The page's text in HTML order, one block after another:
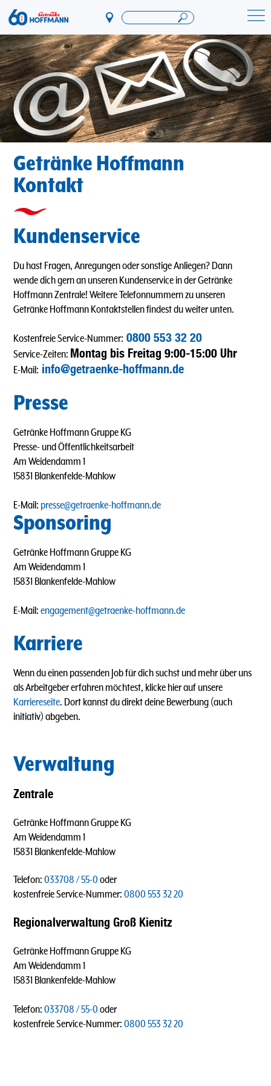
Direkt
zum
Inhalt
Startseite Getränke Hoffmann
Getränke Hoffmann
Kontakt
Kundenservice
Du hast Fragen, Anregungen oder sonstige Anliegen? Dann
wende dich gern an unseren Kundenservice in der Getränke
Hoffmann Zentrale! Weitere Telefonnummern zu unseren
Getränke Hoffmann Kontaktstellen findest du weiter unten.
Kostenfreie Service-Nummer: 0800 553 32 20
Service-Zeiten: Montag bis Freitag 9:00-15:00 Uhr
E-Mail: info@getraenke-hoffmann.de
Presse
Getränke Hoffmann Gruppe KG
Presse- und Öffentlichkeitsarbeit
Am Weidendamm 1
15831 Blankenfelde-Mahlow
E-Mail: presse@getraenke-hoffmann.de
Sponsoring
Getränke Hoffmann Gruppe KG
Am Weidendamm 1
15831 Blankenfelde-Mahlow
E-Mail: engagement@getraenke-hoffmann.de
Karriere
Wenn du einen passenden Job für dich suchst und mehr über uns
als Arbeitgeber erfahren möchtest, klicke hier auf unsere
Karriereseite. Dort kannst du direkt deine Bewerbung (auch
initiativ) abgeben.
Verwaltung
Zentrale
Getränke Hoffmann Gruppe KG
Am Weidendamm 1
15831 Blankenfelde-Mahlow
Telefon: 033708 / 55-0 oder
kostenfreie Service-Nummer: 0800 553 32 20
Regionalverwaltung Groß Kienitz
Getränke Hoffmann Gruppe KG
Am Weidendamm 1
15831 Blankenfelde-Mahlow
Telefon: 033708 / 55-0 oder
kostenfreie Service-Nummer: 0800 553 32 20